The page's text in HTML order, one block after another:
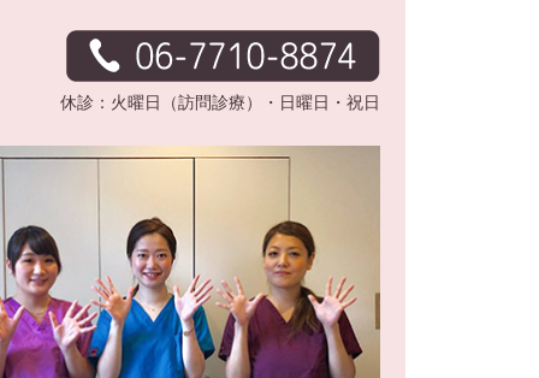
休診：火曜日（訪問診療）・日曜日・祝日